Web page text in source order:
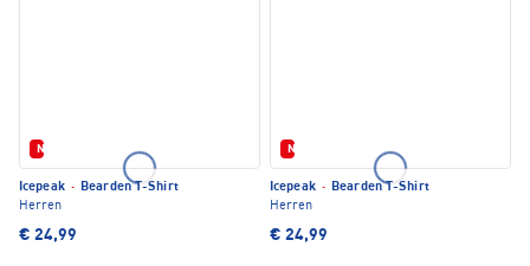
Neu
Icepeak · Bearden T-Shirt
Herren
€ 24,99
Neu
Icepeak · Bearden T-Shirt
Herren
€ 24,99